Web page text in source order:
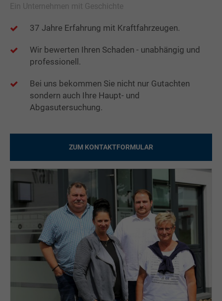
Ein Unternehmen mit Geschichte
37 Jahre Erfahrung mit Kraftfahrzeugen.
Wir bewerten Ihren Schaden - unabhängig und
professionell.
Bei uns bekommen Sie nicht nur Gutachten
sondern auch Ihre Haupt- und
Abgasutersuchung.
ZUM KONTAKTFORMULAR